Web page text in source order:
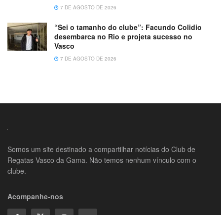
7 DE AGOSTO DE 2026
“Sei o tamanho do clube”: Facundo Colidio
desembarca no Rio e projeta sucesso no
Vasco
7 DE AGOSTO DE 2026
Somos um site destinado a compartilhar notícias do Club de
Regatas Vasco da Gama. Não temos nenhum vínculo com o
clube.
Acompanhe-nos